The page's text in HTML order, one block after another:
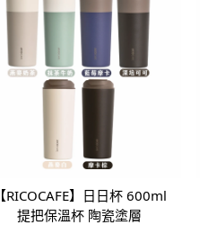
【RICOCAFE】日日杯 600ml
提把保溫杯 陶瓷塗層